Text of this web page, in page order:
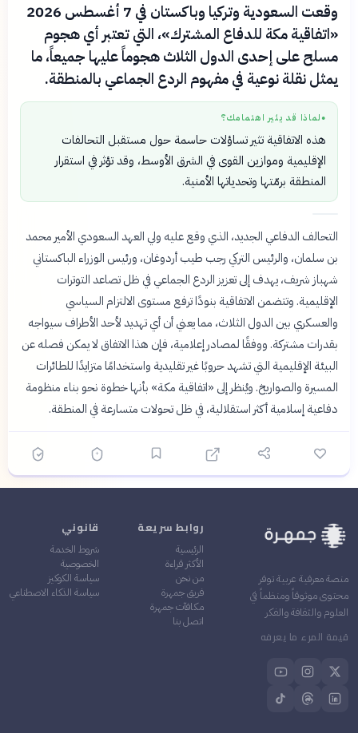
وقعت السعودية وتركيا وباكستان في 7 أغسطس 2026
«اتفاقية مكة للدفاع المشترك»، التي تعتبر أي هجوم
مسلح على إحدى الدول الثلاث هجوماً عليها جميعاً، ما
يمثل نقلة نوعية في مفهوم الردع الجماعي بالمنطقة.
● لماذا قد يثير اهتمامك؟
هذه الاتفاقية تثير تساؤلات حاسمة حول مستقبل التحالفات
الإقليمية وموازين القوى في الشرق الأوسط، وقد تؤثر في استقرار
المنطقة برمّتها وتحدياتها الأمنية.
التحالف الدفاعي الجديد، الذي وقع عليه ولي العهد السعودي الأمير محمد
بن سلمان، والرئيس التركي رجب طيب أردوغان، ورئيس الوزراء الباكستاني
شهباز شريف، يهدف إلى تعزيز الردع الجماعي في ظل تصاعد التوترات
الإقليمية. وتتضمن الاتفاقية بنودًا ترفع مستوى الالتزام السياسي
والعسكري بين الدول الثلاث، مما يعني أن أي تهديد لأحد الأطراف سيواجه
بقدرات مشتركة. ووفقًا لمصادر إعلامية، فإن هذا الاتفاق لا يمكن فصله عن
البيئة الإقليمية التي تشهد حروبًا غير تقليدية واستخدامًا متزايدًا للطائرات
المسيرة والصواريخ. ويُنظر إلى «اتفاقية مكة» بأنها خطوة نحو بناء منظومة
دفاعية إسلامية أكثر استقلالية، في ظل تحولات متسارعة في المنطقة.
منصة معرفية عربية توفر
محتوى موثوقاً ومنظماً في
العلوم والثقافة والفكر
قيمة المرء ما يعرفه
روابط سريعة
الرئيسية
الأكثر قراءة
من نحن
فريق جمهرة
مكافآت جمهرة
اتصل بنا
قانوني
شروط الخدمة
الخصوصية
سياسة الكوكيز
سياسة الذكاء الاصطناعي